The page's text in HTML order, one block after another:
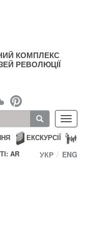
КОМПЛЕКС
РЕВОЛЮЦІЇ
ЕКСКУРСІЇ
AR
УКР ENG